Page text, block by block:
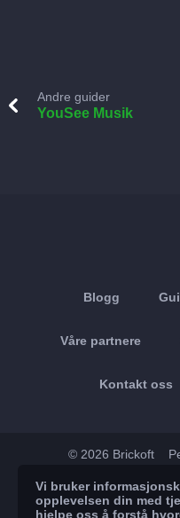
Andre guider
YouSee Musik
Blogg
Våre partnere
Kontakt oss
© 2026 Brickoft
App Store
Vi bruker
opplevelsen din med
hjelpe oss å forstå